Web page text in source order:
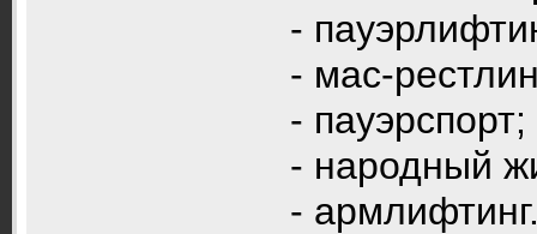
-
- мас-
- пауэрспорт;
- народный
-